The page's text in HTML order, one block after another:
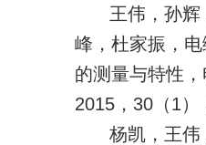
王伟，孙
峰，杜家振，
的测量与特性，
2015，30（1）
杨凯，王伟